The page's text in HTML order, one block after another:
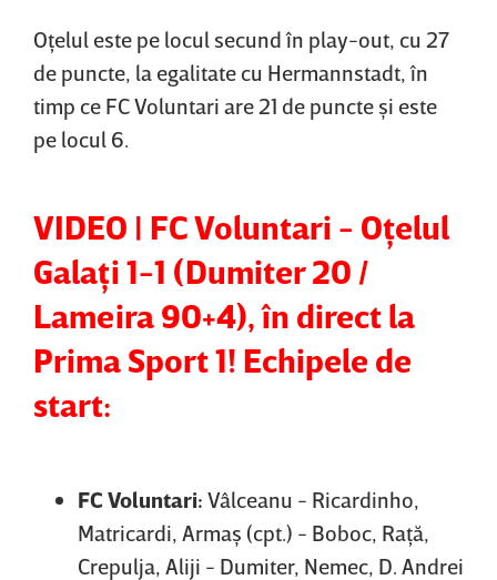
Oţelul este pe locul secund în play-out, cu 27
de puncte, la egalitate cu Hermannstadt, în
timp ce FC Voluntari are 21 de puncte şi este
pe locul 6.
VIDEO | FC Voluntari - Oţelul
Galaţi 1-1 (Dumiter 20 /
Lameira 90+4), în direct la
Prima Sport 1! Echipele de
start:
FC Voluntari: Vâlceanu - Ricardinho,
Matricardi, Armaş (cpt.) - Boboc, Raţă,
Crepulja, Aliji - Dumiter, Nemec, D. Andrei